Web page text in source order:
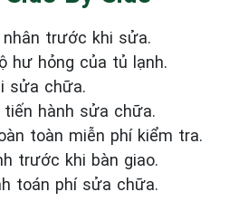
trước khi sửa.
hư hỏng của tủ lạnh.
sửa chữa.
hành sửa chữa.
toàn miễn phí kiểm tra.
trước khi bàn giao.
toán phí sửa chữa.